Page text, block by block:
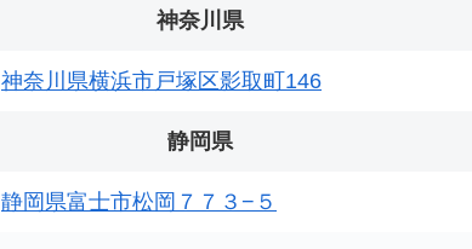
神奈川県
神奈川県横浜市戸塚区影取町146
静岡県
静岡県富士市松岡７７３−５